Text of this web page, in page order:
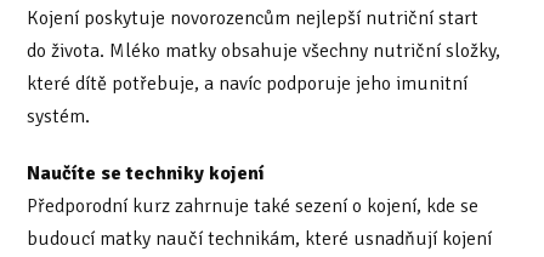
Kojení poskytuje novorozencům nejlepší nutriční start
do života. Mléko matky obsahuje všechny nutriční složky,
které dítě potřebuje, a navíc podporuje jeho imunitní
systém.
Naučíte se techniky kojení
Předporodní kurz zahrnuje také sezení o kojení, kde se
budoucí matky naučí technikám, které usnadňují kojení